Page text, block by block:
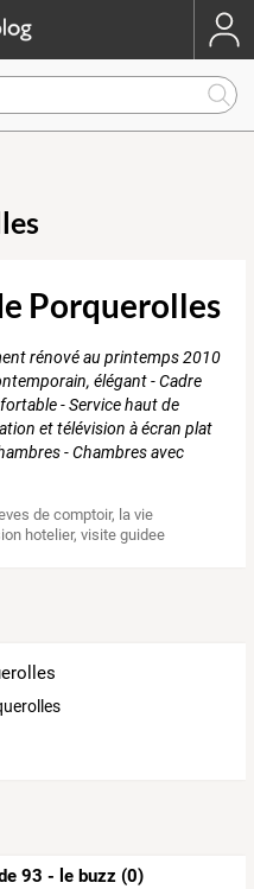
Porquerolles
rénové au printemps 2010
élégant - Cadre
- Service haut de
et télévision à écran plat
- Chambres avec
de comptoir, la vie
hotelier,visite guidee
93 - le buzz (0)